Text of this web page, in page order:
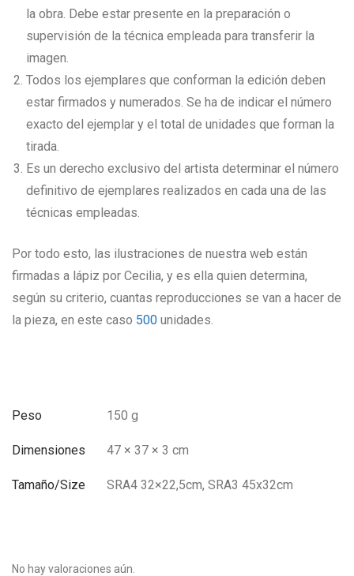
la obra. Debe estar presente en la preparación o
supervisión de la técnica empleada para transferir la
imagen.
Todos los ejemplares que conforman la edición deben
estar firmados y numerados. Se ha de indicar el número
exacto del ejemplar y el total de unidades que forman la
tirada.
Es un derecho exclusivo del artista determinar el número
definitivo de ejemplares realizados en cada una de las
técnicas empleadas.
Por todo esto, las ilustraciones de nuestra web están
firmadas a lápiz por Cecilia, y es ella quien determina,
según su criterio, cuantas reproducciones se van a hacer de
la pieza, en este caso 500 unidades.
Peso 150 g
Dimensiones 47 × 37 × 3 cm
Tamaño/Size SRA4 32×22,5cm, SRA3 45x32cm
No hay valoraciones aún.